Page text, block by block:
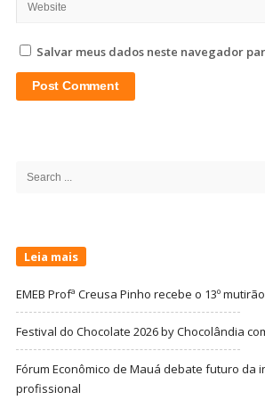
Salvar meus dados neste navegador
Search
Leia mais
EMEB Profª Creusa Pinho recebe o 13º
Festival do Chocolate 2026 by Chocolândia
Fórum Econômico de Mauá debate futuro
profissional